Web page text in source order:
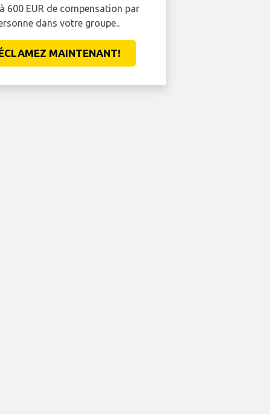
600 EUR de compensation par
dans votre groupe..
MAINTENANT!